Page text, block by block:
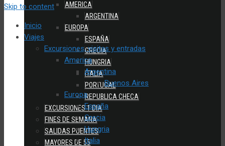
AMERICA
ARGENTINA
EUROPA
ESPAÑA
GRECIA
HUNGRIA
ITALIA
PORTUGAL
REPUBLICA CHECA
EXCURSIONES 1 DIA
FINES DE SEMANA
SALIDAS PUENTES
MAYORES DE 55
Skip to content
Inicio
Viajes
Excursiones, visitas y entradas
America
Argentina
Buenos Aires
Europa
España
Grecia
Hungria
Italia